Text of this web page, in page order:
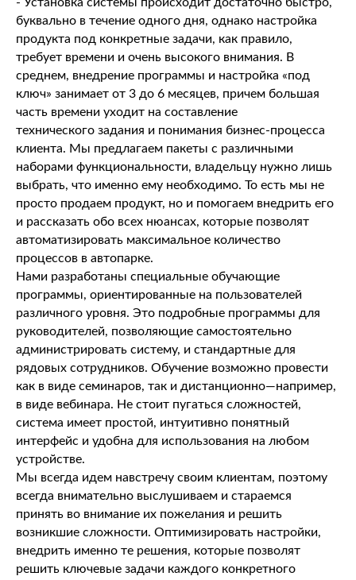
- Установка системы происходит достаточно быстро,
буквально в течение одного дня, однако настройка
продукта под конкретные задачи, как правило,
требует времени и очень высокого внимания. В
среднем, внедрение программы и настройка «под
ключ» занимает от 3 до 6 месяцев, причем большая
часть времени уходит на составление
технического задания и понимания бизнес-процесса
клиента. Мы предлагаем пакеты с различными
наборами функциональности, владельцу нужно лишь
выбрать, что именно ему необходимо. То есть мы не
просто продаем продукт, но и помогаем внедрить его
и рассказать обо всех нюансах, которые позволят
автоматизировать максимальное количество
процессов в автопарке.
Нами разработаны специальные обучающие
программы, ориентированные на пользователей
различного уровня. Это подробные программы для
руководителей, позволяющие самостоятельно
администрировать систему, и стандартные для
рядовых сотрудников. Обучение возможно провести
как в виде семинаров, так и дистанционно—например,
в виде вебинара. Не стоит пугаться сложностей,
система имеет простой, интуитивно понятный
интерфейс и удобна для использования на любом
устройстве.
Мы всегда идем навстречу своим клиентам, поэтому
всегда внимательно выслушиваем и стараемся
принять во внимание их пожелания и решить
возникшие сложности. Оптимизировать настройки,
внедрить именно те решения, которые позволят
решить ключевые задачи каждого конкретного